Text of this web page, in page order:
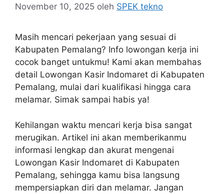
November 10, 2025 oleh SPEK tekno
Masih mencari pekerjaan yang sesuai di
Kabupaten Pemalang? Info lowongan kerja ini
cocok banget untukmu! Kami akan membahas
detail Lowongan Kasir Indomaret di Kabupaten
Pemalang, mulai dari kualifikasi hingga cara
melamar. Simak sampai habis ya!
Kehilangan waktu mencari kerja bisa sangat
merugikan. Artikel ini akan memberikanmu
informasi lengkap dan akurat mengenai
Lowongan Kasir Indomaret di Kabupaten
Pemalang, sehingga kamu bisa langsung
mempersiapkan diri dan melamar. Jangan